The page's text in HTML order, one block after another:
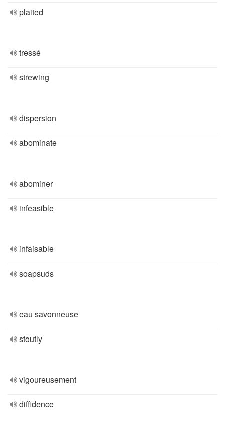
plaited
tressé
strewing
dispersion
abominate
abominer
infeasible
infaisable
soapsuds
eau savonneuse
stoutly
vigoureusement
diffidence